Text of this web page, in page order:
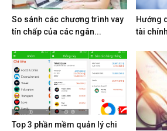
So sánh các chương trình vay
tín chấp của các ngân...
Hướng
tài
Top 3 phần mềm quản lý chi